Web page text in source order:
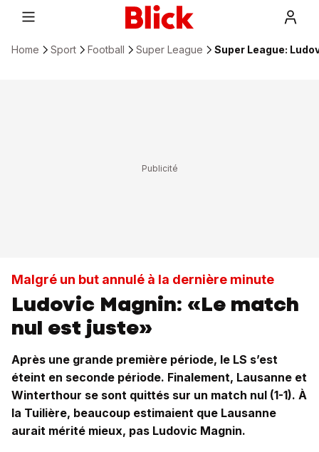
Home Sport Football Super League Super League:
Malgré un but annulé à la dernière minute
Ludovic Magnin: «Le match
nul est juste»
Après une grande première période, le LS s’est
éteint en seconde période. Finalement, Lausanne et
Winterthour se sont quittés sur un match nul (1-1). À
la Tuilière, beaucoup estimaient que Lausanne
aurait mérité mieux, pas Ludovic Magnin.